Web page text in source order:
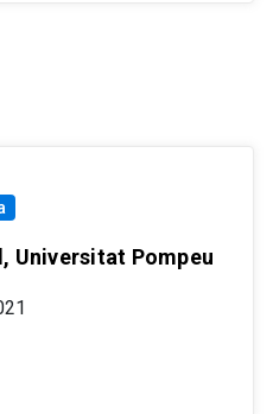
Universitat Pompeu